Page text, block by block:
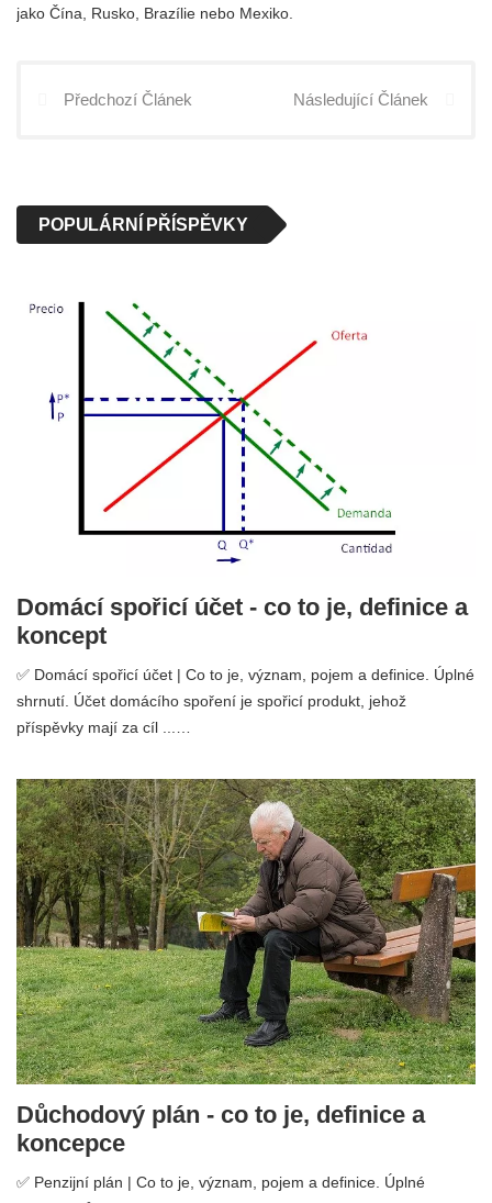
jako Čína, Rusko, Brazílie nebo Mexiko.
Předchozí Článek Následující Článek
POPULÁRNÍ PŘÍSPĚVKY
Domácí spořicí účet - co to je, definice a
koncept
✅ Domácí spořicí účet | Co to je, význam, pojem a definice. Úplné
shrnutí. Účet domácího spoření je spořicí produkt, jehož
příspěvky mají za cíl ...…
Důchodový plán - co to je, definice a
koncepce
✅ Penzijní plán | Co to je, význam, pojem a definice. Úplné